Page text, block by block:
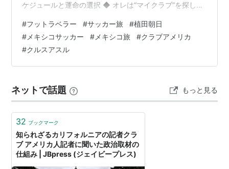
ケジュールと運命の選択 ◆ オレは“マイクラブ”を探しに
オレの“マイクラブ候補”たち ◆ そして、最終候補は…？
◆ ここから先が、“選択”の始まりだ ◆ 準決勝、決勝。そ
して運命の分岐へ ◆ 北中米決勝か？ クラブW杯出場権
か？ ◆ 次回予告 ◆ オレは“マイクラブ”を探しにメキシ
#フットラベラー #サッカー旅 #植田朝日
#メキシコサッカー #メキシコ旅 #クラブアメリカ
#クルスアスル
ネットで話題 もっと見る
32 ブックマーク
知られざるカリフォルニアの記者クラ
ブ アメリカ人記者に聞いた政治取材の
仕組み | JBpress (ジェイビープレス)